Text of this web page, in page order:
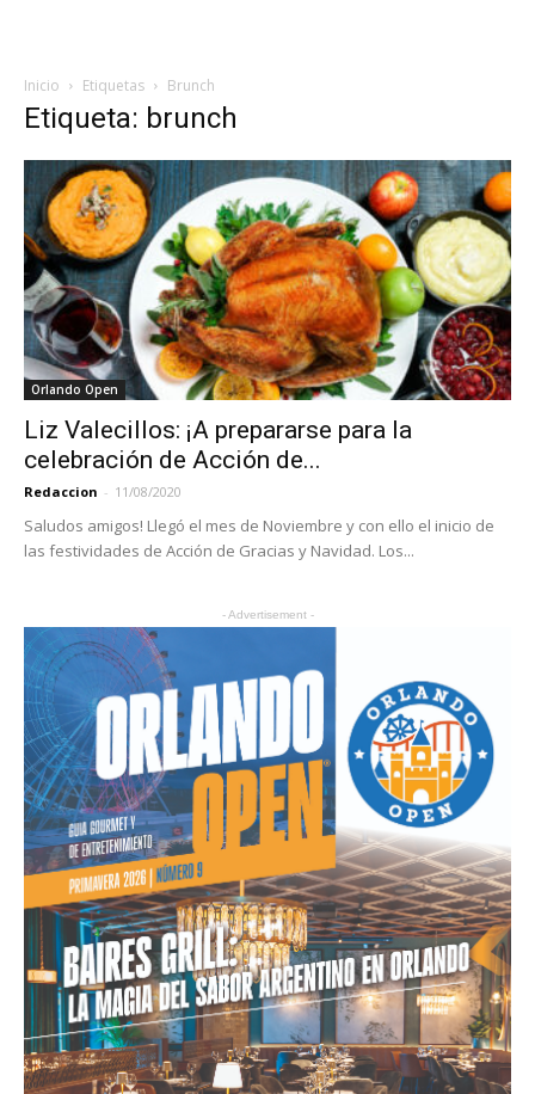
Inicio Etiquetas Brunch
Etiqueta: brunch
Orlando Open
Liz Valecillos: ¡A prepararse para la
celebración de Acción de...
Redaccion - 11/08/2020
Saludos amigos! Llegó el mes de Noviembre y con ello el inicio de
las festividades de Acción de Gracias y Navidad. Los...
- Advertisement -